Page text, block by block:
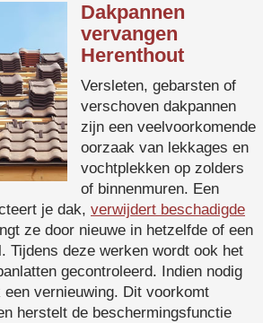
Dakpannen
vervangen
Herenthout
Versleten, gebarsten of
verschoven dakpannen
zijn een veelvoorkomende
oorzaak van lekkages en
vochtplekken op zolders
of binnenmuren. Een
je dak, verwijdert beschadigde
ze door nieuwe in hetzelfde of een
Tijdens deze werken wordt ook het
gecontroleerd. Indien nodig
een vernieuwing. Dit voorkomt
herstelt de beschermingsfunctie